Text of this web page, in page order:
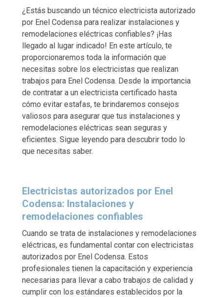
¿Estás buscando un técnico electricista autorizado
por Enel Codensa para realizar instalaciones y
remodelaciones eléctricas confiables? ¡Has
llegado al lugar indicado! En este artículo, te
proporcionaremos toda la información que
necesitas sobre los electricistas que realizan
trabajos para Enel Codensa. Desde la importancia
de contratar a un electricista certificado hasta
cómo evitar estafas, te brindaremos consejos
valiosos para asegurar que tus instalaciones y
remodelaciones eléctricas sean seguras y
eficientes. Sigue leyendo para descubrir todo lo
que necesitas saber.
Electricistas autorizados por Enel
Codensa: Instalaciones y
remodelaciones confiables
Cuando se trata de instalaciones y remodelaciones
eléctricas, es fundamental contar con electricistas
autorizados por Enel Codensa. Estos
profesionales tienen la capacitación y experiencia
necesarias para llevar a cabo trabajos de calidad y
cumplir con los estándares establecidos por la